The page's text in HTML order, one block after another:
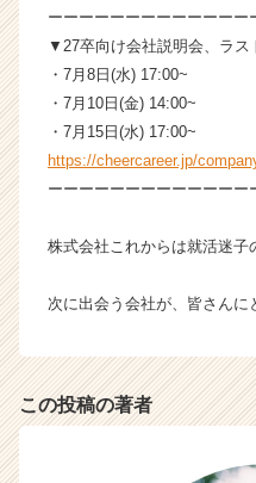
ーーーーーーーーーーーーー
▼27卒向け会社説明会、ラス
・7月8日(水) 17:00~
・7月10日(金) 14:00~
・7月15日(水) 17:00~
https://cheercareer.jp/
ーーーーーーーーーーーーー
株式会社これからは就活迷子
次に出会う会社が、皆さん
この投稿の著者